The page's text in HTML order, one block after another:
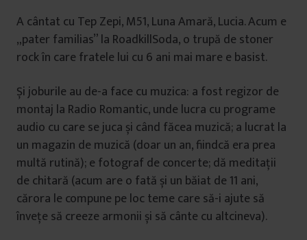
A cântat cu Tep Zepi, M51, Luna Amară, Lucia. Acum e
„pater familias” la RoadkillSoda, o trupă de stoner
rock în care fratele lui cu 6 ani mai mare e basist.
Și joburile au de-a face cu muzica: a fost regizor de
montaj la Radio Romantic, unde lucra cu programe
audio cu care se juca și când făcea muzică; a lucrat la
un magazin de muzică (doar un an, fiindcă era prea
multă rutină); e fotograf de concerte; dă meditații
de chitară (acum are o fată și un băiat de 11 ani,
cărora le compune pe loc teme care să-i ajute să
învețe să creeze armonii și să cânte cu altcineva).